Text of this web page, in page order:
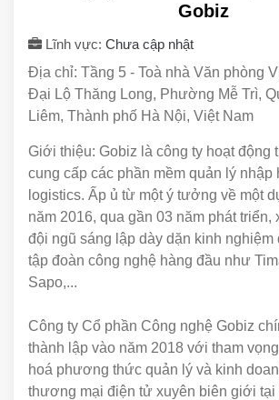
Gobiz
Lĩnh vực: Chưa cập nhật
Địa chỉ: Tầng 5 - Toà nhà Văn phòng
Đại Lộ Thăng Long, Phường Mễ Trì,
Liêm, Thành phố Hà Nội, Việt Nam
Giới thiệu: Gobiz là công ty hoạt động
cung cấp các phần mềm quản lý nhập
logistics. Ấp ủ từ một ý tưởng về một
năm 2016, qua gần 03 năm phát triển,
đội ngũ sáng lập dày dặn kinh nghiệm
tập đoàn công nghệ hàng đầu như
Sapo,...
Công ty Cổ phần Công nghệ Gobiz
thành lập vào năm 2018 với tham
hoá phương thức quản lý và kinh
thương mại điện tử xuyên biên giới tại